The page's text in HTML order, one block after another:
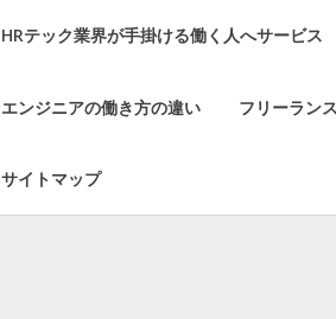
HRテック業界が手掛ける働く人へサービス
エンジニアの働き方の違い フリーラン
サイトマップ